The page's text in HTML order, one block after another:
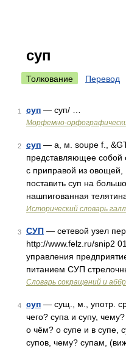
суп
Толкование Перевод
1 суп — суп/ …
Морфемно-
2 суп — а, м. soupe f.,
представляющее собой
с приправой из
поставить суп на
нашпигованная
Исторический словарь
3 СУП — сетевой узел
http://www.felz.ru/snip2
управления
питанием СУП
Словарь сокращений и
4 суп — сущ., м., употр.
чего? супа и супу,
о чём? о супе и в супе,
супов, чему? супам,